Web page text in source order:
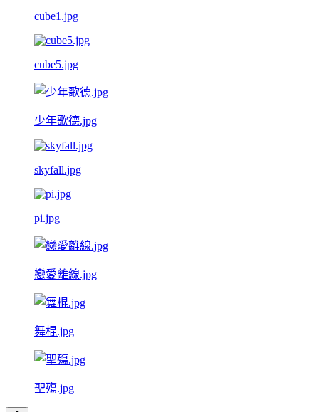
cube1.jpg
cube5.jpg
少年歌德.jpg
skyfall.jpg
pi.jpg
戀愛離線.jpg
舞棍.jpg
聖殤.jpg